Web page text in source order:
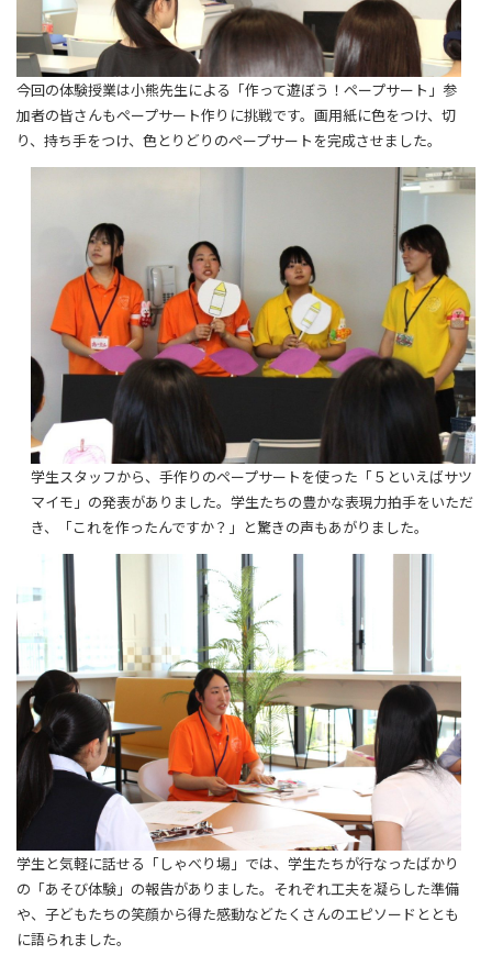
今回の体験授業は小熊先生による「作って遊ぼう！ペープサート」参
加者の皆さんもペープサート作りに挑戦です。画用紙に色をつけ、切
り、持ち手をつけ、色とりどりのペープサートを完成させました。
学生スタッフから、手作りのペープサートを使った「５といえばサツ
マイモ」の発表がありました。学生たちの豊かな表現力拍手をいただ
き、「これを作ったんですか？」と驚きの声もあがりました。
学生と気軽に話せる「しゃべり場」では、学生たちが行なったばかり
の「あそび体験」の報告がありました。それぞれ工夫を凝らした準備
や、子どもたちの笑顔から得た感動などたくさんのエピソードととも
に語られました。